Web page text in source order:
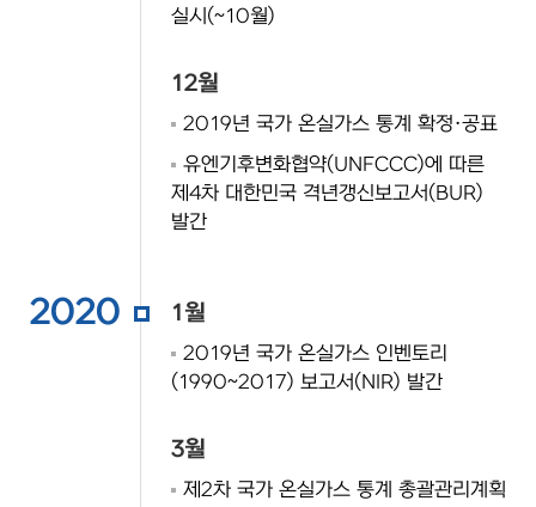
실시(~10월)
12월
2019년 국가 온실가스 통계 확정·공표
유엔기후변화협약(UNFCCC)에 따른
제4차 대한민국 격년갱신보고서(BUR)
발간
2020 1월
2019년 국가 온실가스 인벤토리
(1990~2017) 보고서(NIR) 발간
3월
제2차 국가 온실가스 통계 총괄관리계획